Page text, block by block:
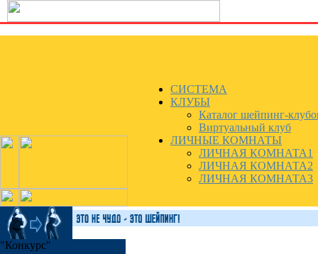
СИСТЕМА
КЛУБЫ
Каталог шейпинг-
Виртуальный клуб
ЛИЧНЫЕ КОМНАТЫ
ЛИЧНАЯ КОМНАТА1
ЛИЧНАЯ КОМНАТА2
ЛИЧНАЯ КОМНАТА3
"Конкурс"